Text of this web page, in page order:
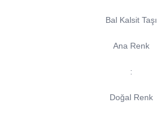
Bal Kalsit Taşı
Ana Renk
:
Doğal Renk